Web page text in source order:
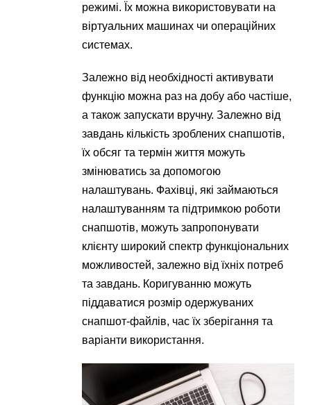
режимі. Їх можна використовувати на
віртуальних машинах чи операційних
системах.
Залежно від необхідності активувати
функцію можна раз на добу або частіше,
а також запускати вручну. Залежно від
завдань кількість зроблених снапшотів,
їх обсяг та термін життя можуть
змінюватись за допомогою
налаштувань. Фахівці, які займаються
налаштуванням та підтримкою роботи
снапшотів, можуть запропонувати
клієнту широкий спектр функціональних
можливостей, залежно від їхніх потреб
та завдань. Коригуванню можуть
піддаватися розмір одержуваних
снапшот-файлів, час їх зберігання та
варіанти використання.